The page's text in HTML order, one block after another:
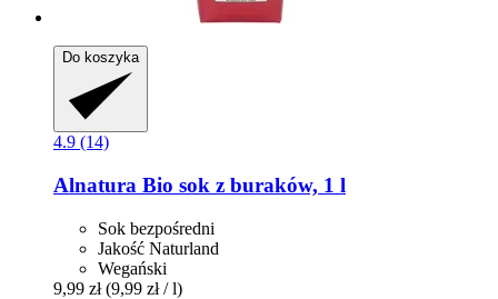
Do koszyka
4.9 (14)
Alnatura Bio sok z buraków, 1 l
Sok bezpośredni
Jakość Naturland
Wegański
9,99 zł (9,99 zł / l)